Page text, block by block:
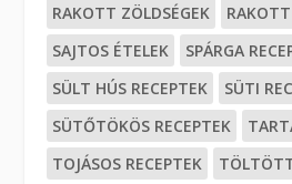
RAKOTT ZÖLDSÉGEK
SAJTOS ÉTELEK
SPÁRGA
SÜLT HÚS RECEPTEK
SÜTI
SÜTŐTÖKÖS RECEPTEK
TOJÁSOS RECEPTEK